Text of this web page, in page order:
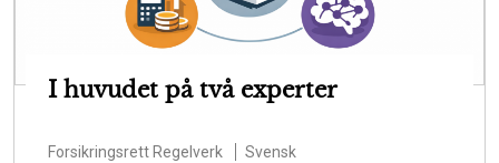
I huvudet på två experter
Forsikringsrett Regelverk Svensk